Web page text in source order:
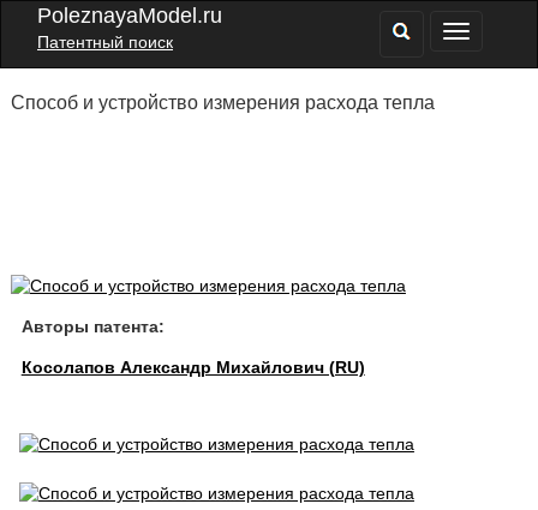
PoleznayaModel.ru
Патентный поиск
Способ и устройство измерения расхода тепла
Авторы патента:
Косолапов Александр Михайлович (RU)